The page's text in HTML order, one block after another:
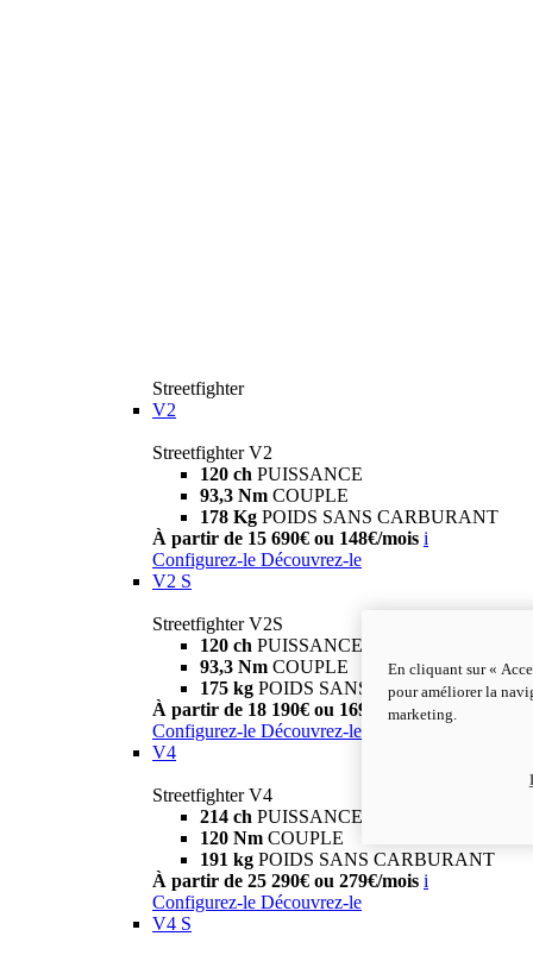
Streetfighter
V2
Streetfighter V2
120 ch PUISSANCE
93,3 Nm COUPLE
178 Kg POIDS SANS CARBURANT
À partir de 15 690€ ou 148€/mois i
Configurez-le Découvrez-le
V2 S
Streetfighter V2S
120 ch PUISSANCE
93,3 Nm COUPLE
175 kg POIDS SANS CARBURANT
À partir de 18 190€ ou 169€/mois i
Configurez-le Découvrez-le
V4
Streetfighter V4
214 ch PUISSANCE
120 Nm COUPLE
191 kg POIDS SANS CARBURANT
À partir de 25 290€ ou 279€/mois i
Configurez-le Découvrez-le
V4 S
En cliquant sur «
pour améliorer la
marketing.